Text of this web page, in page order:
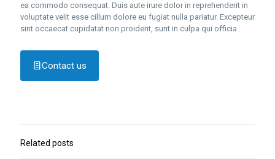
ea commodo consequat. Duis aute irure dolor in reprehenderit in
voluptate velit esse cillum dolore eu fugiat nulla pariatur. Excepteur
sint occaecat cupidatat non proident, sunt in culpa qui officia .
Contact us
Related posts